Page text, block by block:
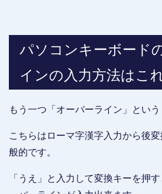
パソコンキーボード
インの入力方法はこ
もう一つ「オーバーライン」という
こちらはローマ字漢字入力から後
般的です。
「うえ」と入力して変換キーを押